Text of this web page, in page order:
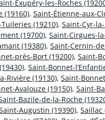
Exupéry-les-Roches
(19160), Saint-Étienne-aux-
Tuileries (19210), Saint-Cyr-
(19700), Saint-Cirgues-
(19380), Saint-Cernin-
près-Bort (19200), Saint-
, Saint-Bonnet-
Rivière (19130), Saint-
Avalouze (19150), Saint-
Bazile-de-la-Roche
Augustin (19390), Saillac